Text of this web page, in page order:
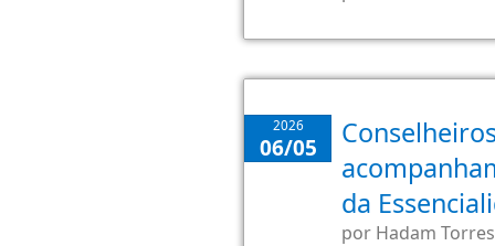
2026
06/05
da
por Hadam